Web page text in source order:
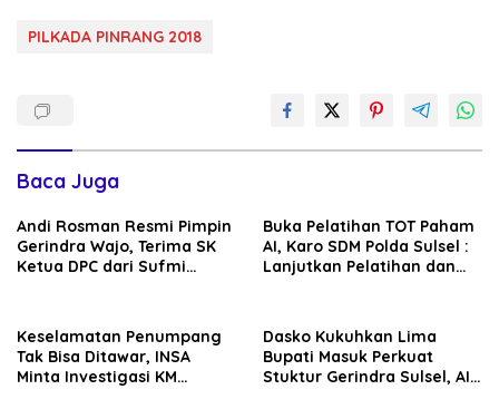
PILKADA PINRANG 2018
Baca Juga
Andi Rosman Resmi Pimpin
Gerindra Wajo, Terima SK
Ketua DPC dari Sufmi
Buka Pelatihan TOT Paham
AI, Karo SDM Polda Sulsel :
Lanjutkan Pelatihan dan
Keselamatan Penumpang
Tak Bisa Ditawar, INSA
Minta Investigasi KM
Dasko Kukuhkan Lima
Bupati Masuk Perkuat
Stuktur Gerindra Sulsel, AIA